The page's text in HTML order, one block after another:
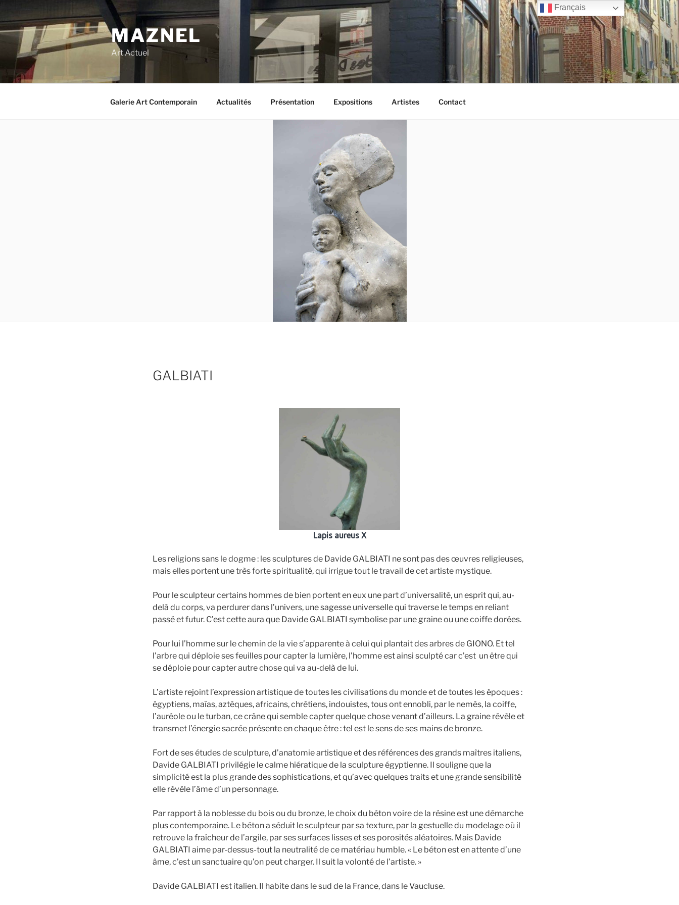
contenu
principal
MAZNEL
Art Actuel
Galerie Art Contemporain Actualités Présentation Expositions Artistes Contact
GALBIATI
Lapis aureus X
Les religions sans le dogme : les sculptures de Davide GALBIATI ne sont pas des œuvres religieuses,
mais elles portent une très forte spiritualité, qui irrigue tout le travail de cet artiste mystique.
Pour le sculpteur certains hommes de bien portent en eux une part d’universalité, un esprit qui, au-
delà du corps, va perdurer dans l’univers, une sagesse universelle qui traverse le temps en reliant
passé et futur. C’est cette aura que Davide GALBIATI symbolise par une graine ou une coiffe dorées.
Pour lui l’homme sur le chemin de la vie s’apparente à celui qui plantait des arbres de GIONO. Et tel
l’arbre qui déploie ses feuilles pour capter la lumière, l’homme est ainsi sculpté car c’est un être qui
se déploie pour capter autre chose qui va au-delà de lui.
L’artiste rejoint l’expression artistique de toutes les civilisations du monde et de toutes les époques :
égyptiens, maïas, aztèques, africains, chrétiens, indouistes, tous ont ennobli, par le nemès, la coiffe,
l’auréole ou le turban, ce crâne qui semble capter quelque chose venant d’ailleurs. La graine révèle et
transmet l’énergie sacrée présente en chaque être : tel est le sens de ses mains de bronze.
Fort de ses études de sculpture, d’anatomie artistique et des références des grands maîtres italiens,
Davide GALBIATI privilégie le calme hiératique de la sculpture égyptienne. Il souligne que la
simplicité est la plus grande des sophistications, et qu’avec quelques traits et une grande sensibilité
elle révèle l’âme d’un personnage.
Par rapport à la noblesse du bois ou du bronze, le choix du béton voire de la résine est une démarche
plus contemporaine. Le béton a séduit le sculpteur par sa texture, par la gestuelle du modelage où il
retrouve la fraîcheur de l’argile, par ses surfaces lisses et ses porosités aléatoires. Mais Davide
GALBIATI aime par-dessus-tout la neutralité de ce matériau humble. « Le béton est en attente d’une
âme, c’est un sanctuaire qu’on peut charger. Il suit la volonté de l’artiste. »
Davide GALBIATI est italien. Il habite dans le sud de la France, dans le Vaucluse.
Français